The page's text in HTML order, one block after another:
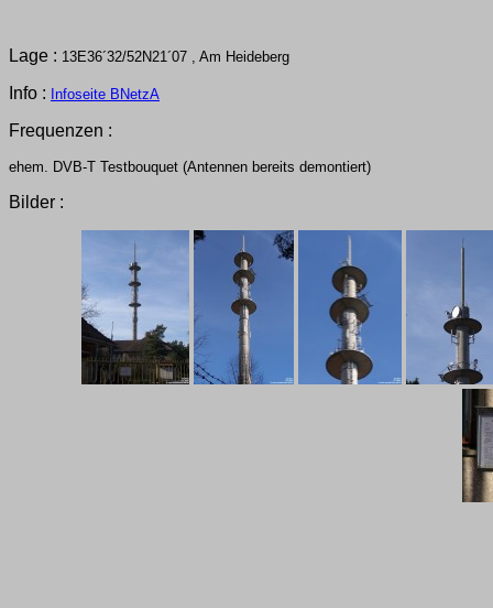
Lage : 13E36´32/52N21´07 , Am Heideberg
Info : Infoseite BNetzA
Frequenzen :
ehem. DVB-T Testbouquet (Antennen bereits demontiert)
Bilder :